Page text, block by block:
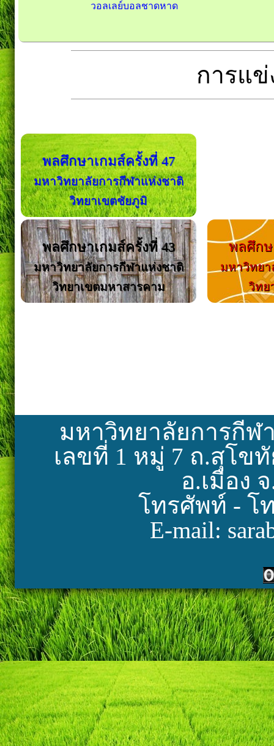
วอลเลย์บอลชาดหาด
การแ
พลศึกษาเกมส์ครั้งที่ 47
มหาวิทยาลัยการกีฬาแห่งชาติ
วิทยาเขตชัยภูมิ
พลศึกษาเกมส์ครั้งที่ 43
มหาวิทยาลัยการกีฬาแห่งชาติ
วิทยาเขตมหาสารคาม
พลศึกษ
มหาวิทยา
วิทย
มหาวิทยาลัยการกีฬ
เลขที่ 1 หมู่ 7 ถ.สุโข
อ.เมือง
โทรศัพท์ - โท
E-mail: